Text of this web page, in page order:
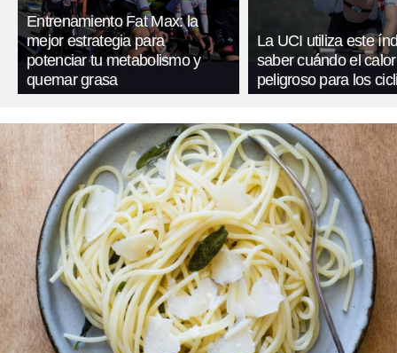
Entrenamiento Fat Max: la
mejor estrategia para
potenciar tu metabolismo y
quemar grasa
La UCI utiliza este
saber cuándo el
peligroso para los